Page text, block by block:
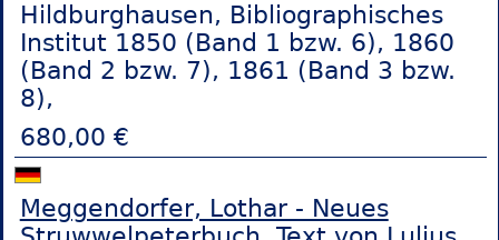
Hildburghausen, Bibliographisches
Institut 1850 (Band 1 bzw. 6), 1860
(Band 2 bzw. 7), 1861 (Band 3 bzw.
8),
680,00 €
Meggendorfer, Lothar - Neues